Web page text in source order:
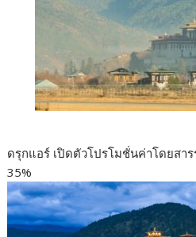
ดรุกแอร์ เปิดตัวโปรโมชั่นค่าโดยสา
35%